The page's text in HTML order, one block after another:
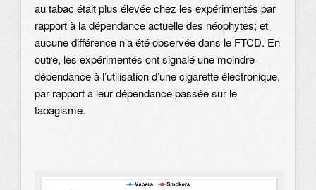
au tabac était plus élevée chez les expérimentés par
rapport à la dépendance actuelle des néophytes; et
aucune différence n’a été observée dans le FTCD. En
outre, les expérimentés ont signalé une moindre
dépendance à l’utilisation d’une cigarette électronique,
par rapport à leur dépendance passée sur le
tabagisme.